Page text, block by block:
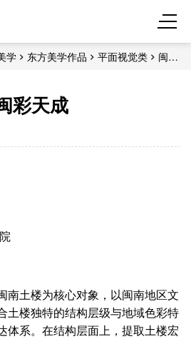
学 东方美学作品 平面视觉类
闽彩
彩天成
南土楼为核心对象，以闽南地区文
土楼独特的结构层级与地域色彩特
体系。在结构层面上，提取土楼宏